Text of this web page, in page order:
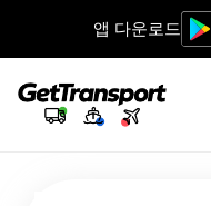
앱 다운로드